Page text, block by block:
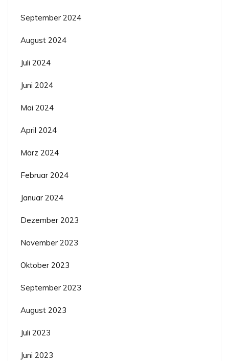
September 2024
August 2024
Juli 2024
Juni 2024
Mai 2024
April 2024
März 2024
Februar 2024
Januar 2024
Dezember 2023
November 2023
Oktober 2023
September 2023
August 2023
Juli 2023
Juni 2023